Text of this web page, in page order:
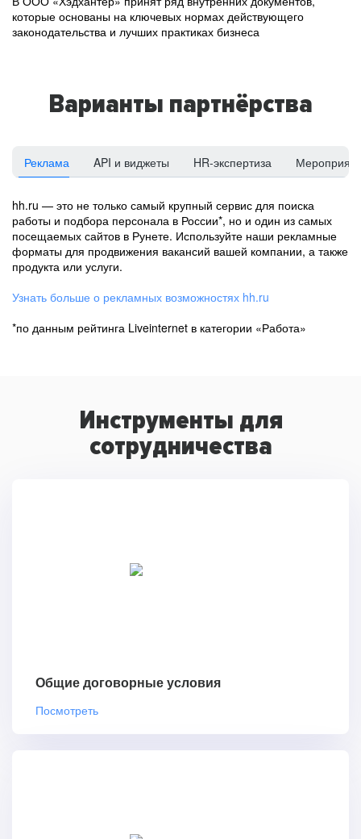
которые основаны на ключевых нормах действующего
законодательства и лучших практиках бизнеса
Варианты партнёрства
Реклама API и виджеты HR-экспертиза
hh.ru — это не только самый крупный сервис для поиска
работы и подбора персонала в России*, но и один из самых
посещаемых сайтов в Рунете. Используйте наши рекламные
форматы для продвижения вакансий вашей компании, а также
продукта или услуги.
Узнать больше о рекламных возможностях hh.ru
*по данным рейтинга Liveinternet в категории «Работа»
Инструменты для
сотрудничества
Общие договорные условия
Посмотреть